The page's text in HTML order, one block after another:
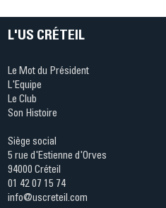
L'US CRÉTEIL
Le Mot du Président
L'Equipe
Le Club
Son Histoire
Siège social
5 rue d'Estienne d'Orves
94000 Créteil
01 42 07 15 74
info@uscreteil.com